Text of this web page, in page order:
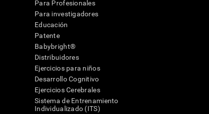
Para Profesionales
Para investigadores
Educación
Patente
Babybright®
Distribuidores
Ejercicios para niños
Desarrollo Cognitivo
Ejercicios Cerebrales
Sistema de Entrenamiento
Individualizado (ITS)